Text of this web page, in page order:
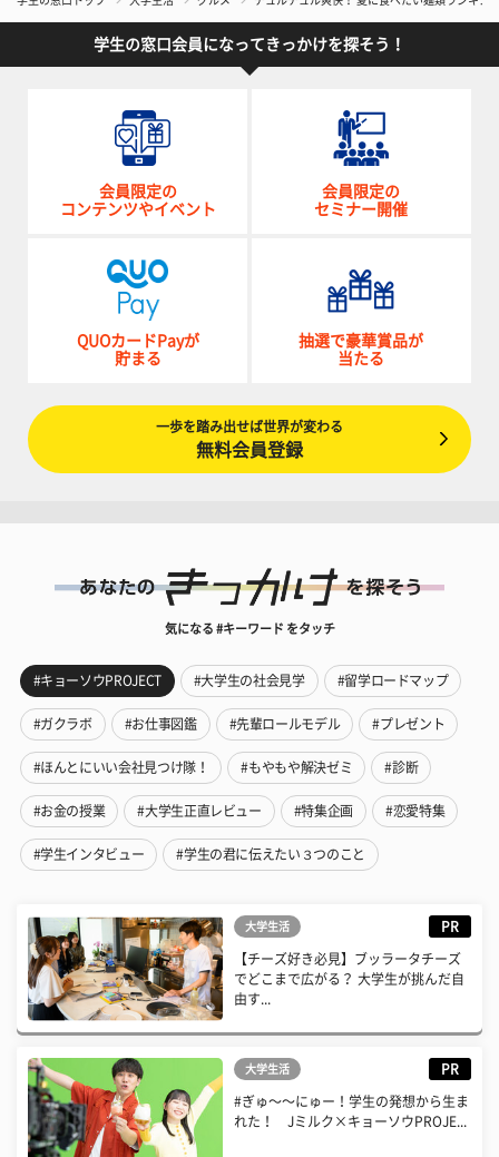
学生の窓口会員になってきっかけを探そう！
会員限定の
コンテンツやイベント
会員限定の
セミナー開催
QUOカードPayが
貯まる
抽選で豪華賞品が
当たる
一歩を踏み出せば世界が変わる
無料会員登録
気になる #キーワード をタッチ
#キョーソウPROJECT #大学生の社会見学 #留学ロードマップ
#ガクラボ #お仕事図鑑 #先輩ロールモデル #プレゼント
#ほんとにいい会社見つけ隊！ #もやもや解決ゼミ #診断
#お金の授業 #大学生正直レビュー #特集企画 #恋愛特集
#学生インタビュー #学生の君に伝えたい３つのこと
大学生活 PR
【チーズ好き必見】ブッラータチーズ
でどこまで広がる？ 大学生が挑んだ自
由す...
大学生活 PR
#ぎゅ〜〜にゅー！学生の発想から生ま
れた！ Jミルク×キョーソウPROJE...